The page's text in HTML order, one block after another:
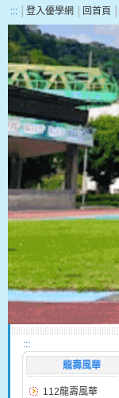
::: 登入優學網 回首頁
:::
龍壽風華
112龍壽風華